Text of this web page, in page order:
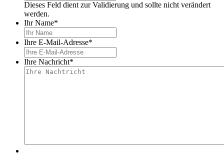
Dieses Feld dient zur Validierung und sollte nicht verändert
werden.
Ihr Name*
Ihre E-Mail-Adresse*
Ihre Nachricht*